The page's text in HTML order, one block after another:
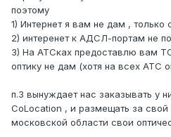
поэтому
1) Интернет я вам не дам , только
2) интеренет к АДСЛ-портам не
3) На АТСках предоставлю вам
оптику не дам (хотя на всех АТС
п.3 вынуждает нас заказывать у
CoLocation , и размещать за свой
московской области свои